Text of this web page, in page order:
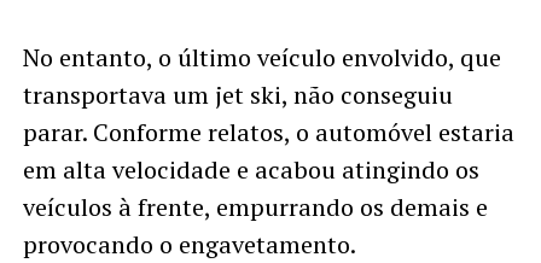
No entanto, o último veículo envolvido, que
transportava um jet ski, não conseguiu
parar. Conforme relatos, o automóvel estaria
em alta velocidade e acabou atingindo os
veículos à frente, empurrando os demais e
provocando o engavetamento.